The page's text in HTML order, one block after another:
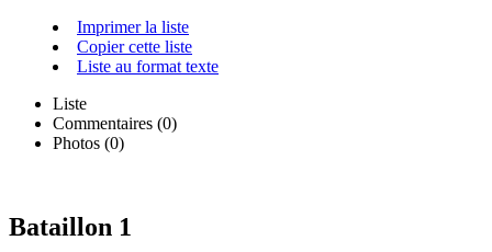
Imprimer la liste
Copier cette liste
Liste au format texte
Liste
Commentaires (0)
Photos (0)
Bataillon 1